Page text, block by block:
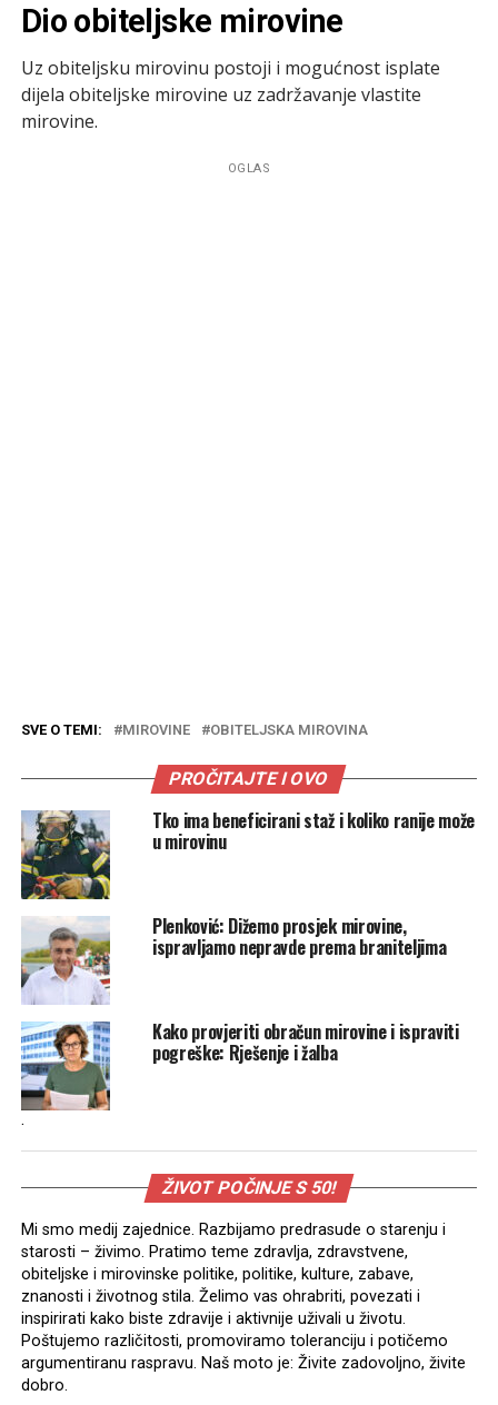
Dio obiteljske mirovine
Uz obiteljsku mirovinu postoji i mogućnost isplate
dijela obiteljske mirovine uz zadržavanje vlastite
mirovine.
OGLAS
SVE O TEMI: MIROVINE OBITELJSKA MIROVINA
PROČITAJTE I OVO
Tko ima beneficirani staž i koliko ranije može
u mirovinu
Plenković: Dižemo prosjek mirovine,
ispravljamo nepravde prema braniteljima
Kako provjeriti obračun mirovine i ispraviti
pogreške: Rješenje i žalba
.
ŽIVOT POČINJE S 50!
Mi smo medij zajednice. Razbijamo predrasude o starenju i
starosti – živimo. Pratimo teme zdravlja, zdravstvene,
obiteljske i mirovinske politike, politike, kulture, zabave,
znanosti i životnog stila. Želimo vas ohrabriti, povezati i
inspirirati kako biste zdravije i aktivnije uživali u životu.
Poštujemo različitosti, promoviramo toleranciju i potičemo
argumentiranu raspravu. Naš moto je: Živite zadovoljno, živite
dobro.